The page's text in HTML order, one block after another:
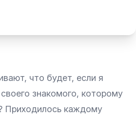
что будет, если я
знакомого, которому
Приходилось каждому